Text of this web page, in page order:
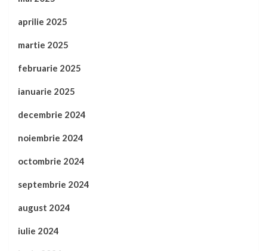
aprilie 2025
martie 2025
februarie 2025
ianuarie 2025
decembrie 2024
noiembrie 2024
octombrie 2024
septembrie 2024
august 2024
iulie 2024